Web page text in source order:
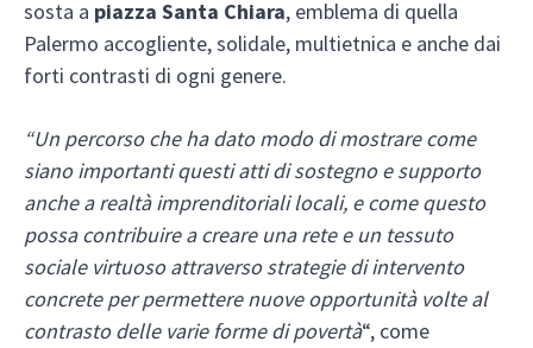
sosta a piazza Santa Chiara, emblema di quella
Palermo accogliente, solidale, multietnica e anche dai
forti contrasti di ogni genere.
“Un percorso che ha dato modo di mostrare come
siano importanti questi atti di sostegno e supporto
anche a realtà imprenditoriali locali, e come questo
possa contribuire a creare una rete e un tessuto
sociale virtuoso attraverso strategie di intervento
concrete per permettere nuove opportunità volte al
contrasto delle varie forme di povertà“, come